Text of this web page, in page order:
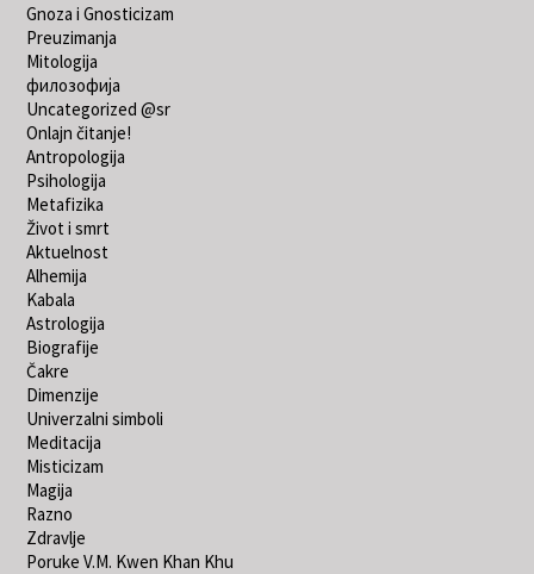
Gnoza i Gnosticizam
Preuzimanja
Mitologija
филозофија
Uncategorized @sr
Onlajn čitanje!
Antropologija
Psihologija
Metafizika
Život i smrt
Aktuelnost
Alhemija
Kabala
Astrologija
Biografije
Čakre
Dimenzije
Univerzalni simboli
Meditacija
Misticizam
Magija
Razno
Zdravlje
Poruke V.M. Kwen Khan Khu